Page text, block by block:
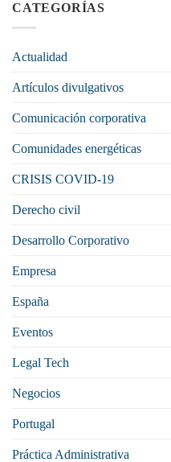
CATEGORÍAS
Actualidad
Artículos divulgativos
Comunicación corporativa
Comunidades energéticas
CRISIS COVID-19
Derecho civil
Desarrollo Corporativo
Empresa
España
Eventos
Legal Tech
Negocios
Portugal
Práctica Administrativa